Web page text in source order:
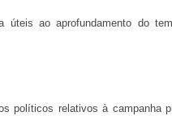
úteis ao aprofundamento do
políticos relativos à campanha